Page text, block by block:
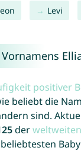
Levi
positiver
beliebt die
sind.
der